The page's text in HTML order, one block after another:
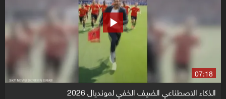
07:18
الذكاء الاصطناعي الضيف الخفي لمونديال 2026